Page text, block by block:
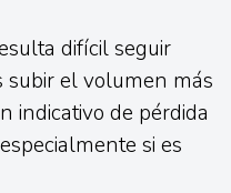
difícil seguir
subir el volumen más
indicativo de pérdida
si es